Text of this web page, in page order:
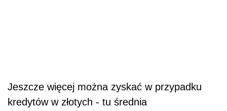
Jeszcze więcej można zyskać w przypadku
kredytów w złotych - tu średnia